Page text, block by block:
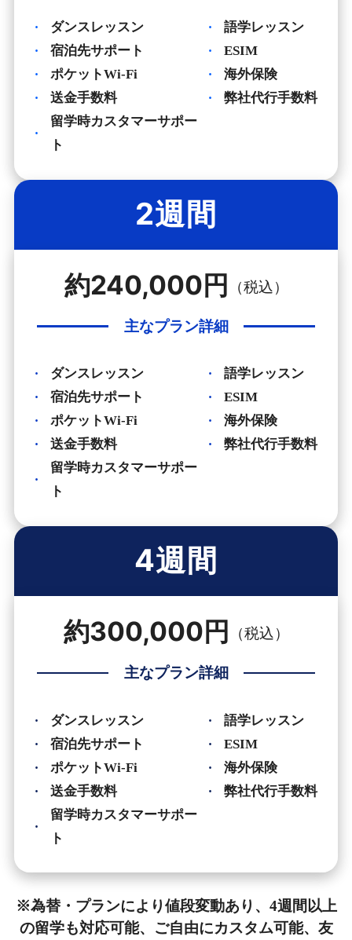
ダンスレッスン
宿泊先サポート
ポケットWi-Fi
送金手数料
留学時カスタマーサポー
ト
語学レッスン
ESIM
海外保険
弊社代行手数料
2週間
約240,000円 （税込）
主なプラン詳細
ダンスレッスン
宿泊先サポート
ポケットWi-Fi
送金手数料
留学時カスタマーサポー
ト
語学レッスン
ESIM
海外保険
弊社代行手数料
4週間
約300,000円 （税込）
主なプラン詳細
ダンスレッスン
宿泊先サポート
ポケットWi-Fi
送金手数料
留学時カスタマーサポー
ト
語学レッスン
ESIM
海外保険
弊社代行手数料
※為替・プランにより値段変動あり、4週間以上
の留学も対応可能、ご自由にカスタム可能、友